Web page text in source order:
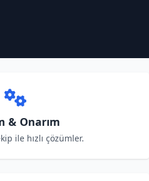
& Onarım
ile hızlı çözümler.